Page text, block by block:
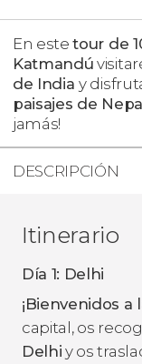
En estetour de
Katmandú
de Indiay
paisajes de
jamás!
DESCRIPCIÓN
Itinerario
Día 1: Delhi
¡Bienvenidos a
capital, os
Delhi y os